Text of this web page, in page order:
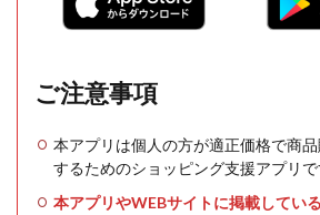
ご注意事項
本アプリは個人の方が適正価格で商
するためのショッピング支援アプリで
本アプリやWEBサイトに掲載してい